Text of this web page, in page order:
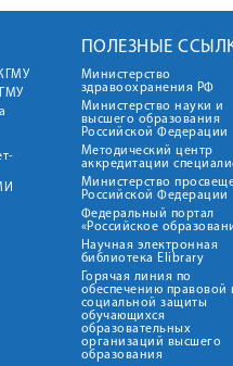
ПОЛЕЗНЫЕ
Министерство
здравоохранения РФ
Министерство науки и
высшего образования
Российской Федерации
Методический центр
аккредитации
Министерство
Российской Федерации
Федеральный портал
«Российское
Научная электронная
библиотека Elibrary
Горячая линия по
обеспечению правовой
социальной защиты
обучающихся
образовательных
организаций высшего
образования